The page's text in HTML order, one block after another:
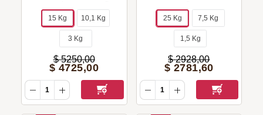
15 Kg 10,1 Kg
3 Kg
$ 5250,00
$ 4725,00
25 Kg 7,5 Kg
1,5 Kg
$ 2928,00
$ 2781,60